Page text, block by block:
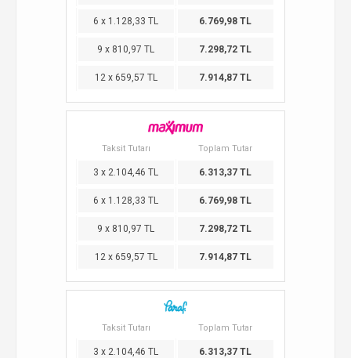
6 x 1.128,33 TL 6.769,98 TL
9 x 810,97 TL 7.298,72 TL
12 x 659,57 TL 7.914,87 TL
Taksit Tutarı Toplam Tutar
3 x 2.104,46 TL 6.313,37 TL
6 x 1.128,33 TL 6.769,98 TL
9 x 810,97 TL 7.298,72 TL
12 x 659,57 TL 7.914,87 TL
Taksit Tutarı Toplam Tutar
3 x 2.104,46 TL 6.313,37 TL